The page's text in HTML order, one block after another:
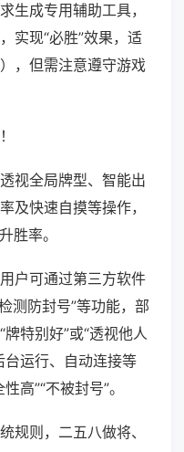
生成专用辅助工具，
实现“必胜”效果，适
，但需注意遵守游戏
视全局牌型、智能出
及快速自摸等操作，
胜率。
户可通过第三方软件
测防封号”等功能，部
特别好”或“透视他人
台运行、自动连接等
高”“不被封号”。
规则，二五八做将、